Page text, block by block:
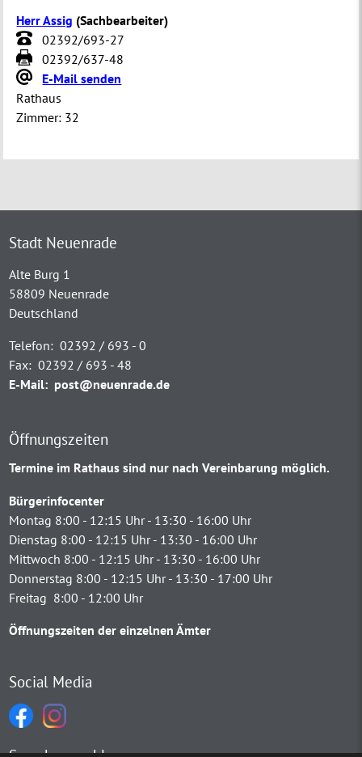
Herr Assig (Sachbearbeiter)
02392/693-27
02392/637-48
E-Mail senden
Rathaus
Zimmer: 32
Stadt Neuenrade
Alte Burg 1
58809 Neuenrade
Deutschland
Telefon: 02392 / 693 - 0
Fax: 02392 / 693 - 48
E-Mail: post@neuenrade.de
Öffnungszeiten
Termine im Rathaus sind nur nach Vereinbarung möglich.
Bürgerinfocenter
Montag 8:00 - 12:15 Uhr - 13:30 - 16:00 Uhr
Dienstag 8:00 - 12:15 Uhr - 13:30 - 16:00 Uhr
Mittwoch 8:00 - 12:15 Uhr - 13:30 - 16:00 Uhr
Donnerstag 8:00 - 12:15 Uhr - 13:30 - 17:00 Uhr
Freitag 8:00 - 12:00 Uhr
Öffnungszeiten der einzelnen Ämter
Social Media